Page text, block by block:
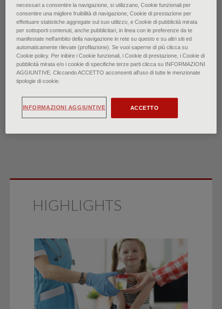
Malattia di Kawasaki e
sindrome infiammatoria
multisistemica dei bambini:
panoramica e confronto
di Dr. John B. Darby, Dr.ssa Jennifer M. Jackson
∙ Settembre 2022
HIGHLIGHTS
necessari a consentire la navigazione, si utilizzano, Cookie funzionali per
consentire una migliore fruibilità di navigazione, Cookie di prestazione per
effettuare statistiche aggregate sul suo utilizzo, e Cookie di pubblicità mirata
per sottoporti contenuti, anche pubblicitari, in linea con le preferenze da te
manifestate nell‘ambito della navigazione in rete su questo e su altri siti ed
automaticamente rilevate (profilazione). Se vuoi saperne di più clicca su
Cookie policy. Per inibire i Cookie funzionali, i Cookie di prestazione, i Cookie di
pubblicità mirata e/o i cookie di specifiche terze parti clicca su INFORMAZIONI
AGGIUNTIVE. Cliccando ACCETTO acconsenti all’uso di tutte le menzionate
tipologie di cookie.
ACCETTO
INFORMAZIONI AGGIUNTIVE